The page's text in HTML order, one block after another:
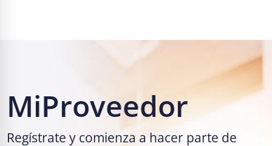
MiProveedor
Regístrate y comienza a hacer parte de